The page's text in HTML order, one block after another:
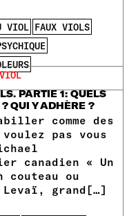
VIOL FAUX VIOLS
PARTIE 1: QUELS
QUI Y ADHÈRE ?
comme des
pas vous
canadien « Un
ou
grand[…]